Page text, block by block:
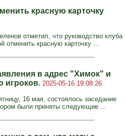
красную карточку
отметил, что руководство клуба
красную карточку ...
в адрес "Химок" и
игроков. 2025-05-16 19:08:26
16 мая, состоялось заседание
были приняты следующие ...